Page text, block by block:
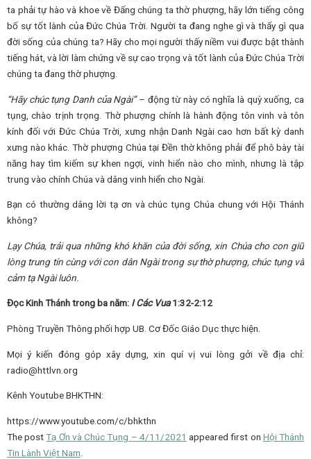
ta phải tự hào và khoe về Đấng chúng ta thờ phượng, hãy lớn tiếng công
bố sự tốt lành của Đức Chúa Trời. Người ta đang nghe gì và thấy gì qua
đời sống của chúng ta? Hãy cho mọi người thấy niềm vui được bật thành
tiếng hát, và lời làm chứng về sự cao trọng và tốt lành của Đức Chúa Trời
chúng ta đang thờ phượng.
“Hãy chúc tụng Danh của Ngài”– động từ này có nghĩa là quỳ xuống, ca
tụng, chào trịnh trọng. Thờ phượng chính là hành động tôn vinh và tôn
kính đối với Đức Chúa Trời, xưng nhận Danh Ngài cao hơn bất kỳ danh
xưng nào khác. Thờ phượng Chúa tại Đền thờ không phải để phô bày tài
năng hay tìm kiếm sự khen ngợi, vinh hiển nào cho mình, nhưng là tập
trung vào chính Chúa và dâng vinh hiển cho Ngài.
Bạn có thường dâng lời tạ ơn và chúc tụng Chúa chung với Hội Thánh
không?
Lạy Chúa, trải qua những khó khăn của đời sống, xin Chúa cho con giữ
lòngtrung tín cùng với con dân Ngài trong sự thờ phượng, chúc tụngvà
cảm tạ Ngàiluôn.
Đọc Kinh Thánh trong ba năm: I Các Vua1:32-2:12
Phòng Truyền Thông phối hợp UB. Cơ Đốc Giáo Dục thực hiện.
Mọi ý kiến đóng góp xây dựng, xin quí vị vui lòng gởi về địa chỉ:
radio@httlvn.org
Kênh Youtube BHKTHN:
https://www.youtube.com/c/bhkthn
The postTạ Ơn và Chúc Tụng – 4/11/2021 appeared first on Hội Thánh
Tin Lành Việt Nam